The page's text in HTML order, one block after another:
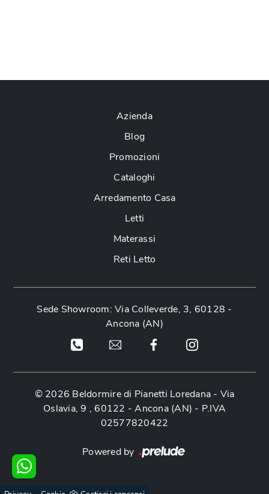
Azienda
Blog
Promozioni
Cataloghi
Arredamento Casa
Letti
Materassi
Reti Letto
Sede Showroom: Via Colleverde, 3, 60128 -
Ancona (AN)
© 2026 Beldormire di Pianetti Loredana - Via
Oslavia, 9 , 60122 - Ancona (AN) - P.IVA
02577820422
Powered by